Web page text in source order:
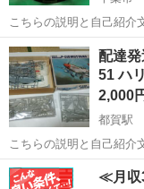
こちらの説明と自己紹
22個セット 2段ケース入り 細かい部品の折れや紛失があるかも知れま
せん。 ご了承下さい。 梱包が大変なので、このままケースごとお渡し
します。...
千葉 千葉市 模
配達
51 ハ
2,000
都賀駅
こちらの説明と自己紹介
プラモ 色々セット P-51 ハリ
家の倉庫にあったプラ
千葉 千葉市 都賀
≪月収